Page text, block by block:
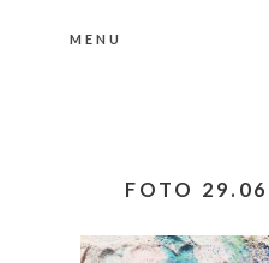
MENU
FOTO